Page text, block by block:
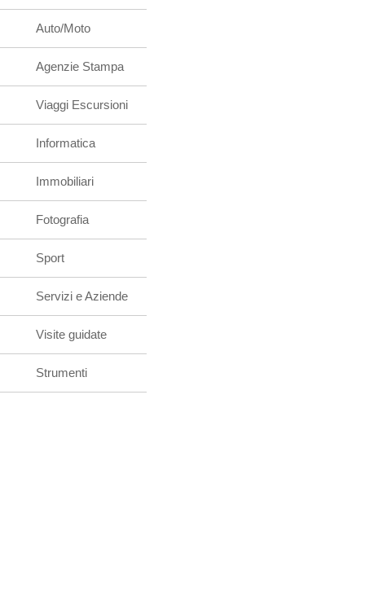
Auto/Moto
Agenzie Stampa
Viaggi Escursioni
Informatica
Immobiliari
Fotografia
Sport
Servizi e Aziende
Visite guidate
Strumenti